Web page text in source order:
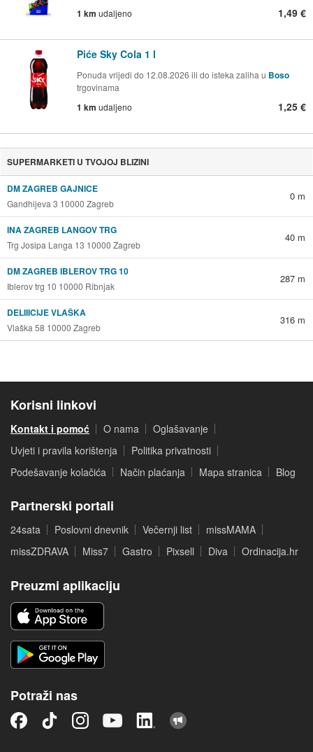
1 km udaljeno 1,49 €
Piće Sky Cola 1 l
Ponuda vrijedi do 12.08.2026 ili do isteka zaliha u Boso
trgovinama
1 km udaljeno 1,25 €
SUPERMARKETI U TVOJOJ BLIZINI
DM ZAGREB GAJNICE
Gandhijeva 3 10000 Zagreb
0 m
INA ZAGREB LANGOV TRG
Trg Josipa Langa 13 10000 Zagreb
40 m
DM ZAGREB IBLEROV TRG 10
Iblerov trg 10 10000 Ribnjak
287 m
DELIIICIJE VLAŠKA
Vlaška 58 10000 Zagreb
316 m
Korisni linkovi
Kontakt i pomoć O nama
Oglašavanje
Uvjeti i pravila korištenja
Politika privatnosti
Podešavanje kolačića
Način plaćanja Mapa stranica Blog
Partnerski portali
24sata Poslovni dnevnik Večernji list
missMAMA
missZDRAVA
Miss7 Gastro Pixsell Diva Ordinacija.hr
Preuzmi aplikaciju
Potraži nas